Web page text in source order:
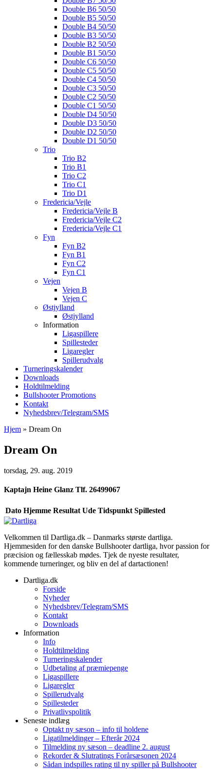
Double B6 50/50
Double B5 50/50
Double B4 50/50
Double B3 50/50
Double B2 50/50
Double B1 50/50
Double C6 50/50
Double C5 50/50
Double C4 50/50
Double C3 50/50
Double C2 50/50
Double C1 50/50
Double D4 50/50
Double D3 50/50
Double D2 50/50
Double D1 50/50
Trio
Trio B2
Trio B1
Trio C2
Trio C1
Trio D1
Fredericia/Vejle
Fredericia/Vejle B
Fredericia/Vejle C2
Fredericia/Vejle C1
Fyn
Fyn B2
Fyn B1
Fyn C2
Fyn C1
Vejen
Vejen B
Vejen C
Østjylland
Østjylland
Information
Ligaspillere
Spillesteder
Ligaregler
Spillerudvalg
Turneringskalender
Downloads
Holdtilmelding
Bullshooter Promotions
Kontakt
Nyhedsbrev/Telegram/SMS
Hjem » Dream On
Dream On
torsdag, 29. aug. 2019
Kaptajn Heine Glanz Tlf. 26499067
Dato Hjemme Resultat Ude Tidspunkt Spillested
Velkommen til Dartliga.dk – Danmarks største dartliga.
Hjemmesiden for den danske Bullshooter dartliga, hvor passion for
præcision og fællesskab mødes. Tjek de nyeste resultater,
kommende turneringer, og bliv en del af dartactionen!
Dartliga.dk
Forside
Nyheder
Nyhedsbrev/Telegram/SMS
Kontakt
Downloads
Information
Info
Holdtilmelding
Turneringskalender
Udbetaling af præmiepenge
Ligaspillere
Ligaregler
Spillerudvalg
Spillesteder
Privatlivspolitik
Seneste indlæg
Optakt ny sæson – info til holdene
Ligatilmeldinger – Efterår 2024
Tilmelding ny sæson – deadline 2. august
Rekorder & Slutratings Forårsæsonen 2024
Sådan indspilles rating til ny spiller på Bullshooter